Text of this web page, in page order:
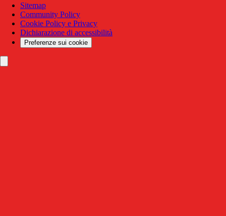
Sitemap
Community Policy
Cookie Policy e Privacy
Dichiarazione di accessibilità
Preferenze sui cookie